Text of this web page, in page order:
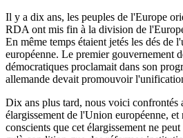
Il y a dix ans, les peuples de l'Europe
RDA ont mis fin à la division de
En même temps étaient jetés les dés de
européenne. Le premier gouvernement
démocratiques proclamait dans son
allemande devait promouvoir
Dix ans plus tard, nous voici confrontés
élargissement de l'Union européenne, et
conscients que cet élargissement ne